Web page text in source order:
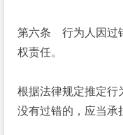
第六条　行为人因过
权责任。
根据法律规定推定行
没有过错的，应当承